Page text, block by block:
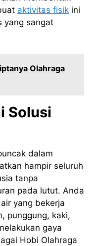
aktivitas fisik ini
yang sangat
Olahraga
Solusi
dalam
hampir seluruh
tanpa
pada lutut. Anda
yang bekerja
punggung, kaki,
gaya
Hobi Olahraga